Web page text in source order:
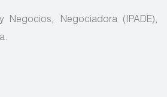
Negocios, Negociadora (IPADE),